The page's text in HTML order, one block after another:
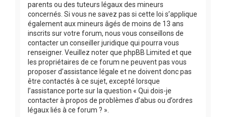
parents ou des tuteurs légaux des mineurs
concernés. Si vous ne savez pas si cette loi s’applique
également aux mineurs âgés de moins de 13 ans
inscrits sur votre forum, nous vous conseillons de
contacter un conseiller juridique qui pourra vous
renseigner. Veuillez noter que phpBB Limited et que
les propriétaires de ce forum ne peuvent pas vous
proposer d’assistance légale et ne doivent donc pas
être contactés à ce sujet, excepté lorsque
l’assistance porte sur la question « Qui dois-je
contacter à propos de problèmes d’abus ou d’ordres
légaux liés à ce forum ? ».